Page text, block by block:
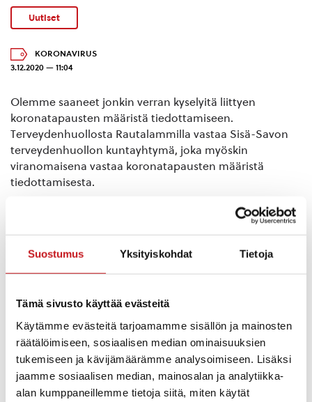
Suostumus Yksityiskohdat Tietoja
Tämä sivusto käyttää evästeitä
Käytämme evästeitä tarjoamamme sisällön ja mainosten
räätälöimiseen, sosiaalisen median ominaisuuksien
tukemiseen ja kävijämäärämme analysoimiseen. Lisäksi
jaamme sosiaalisen median, mainosalan ja analytiikka-
alan kumppaneillemme tietoja siitä, miten käytät
Uutiset
KORONAVIRUS
3.12.2020 — 11:04
Olemme saaneet jonkin verran kyselyitä liittyen
koronatapausten määristä tiedottamiseen.
Terveydenhuollosta Rautalammilla vastaa Sisä-Savon
terveydenhuollon kuntayhtymä, joka myöskin
viranomaisena vastaa koronatapausten määristä
tiedottamisesta.
Sisä-Savon terveydenhuollon kuntayhtymä julkaisi
Tilanteen rauhoituttua kuntayhtymä ei ole enää
julkaissut päivittäisiä lukuja. Olemme toivoneet, että
terveyskeskus edelleen julkistaisi tiedot päivittäin.
Julkisuudessa, etenkin valtakunnallisissa uutisissa,
kunnittaiset tartuntaluvut perustuvat yleensä
Terveyden ja hyvinvoinnin laitoksen (THL) julkistamiin
tietoihin. Nämä tiedot päivittyvät joka päivä kello 12,
mutta THL:n luvuissa voi olla muutaman päivän viive
verrattuna esimerkiksi Sisä-Savon terveydenhuollon